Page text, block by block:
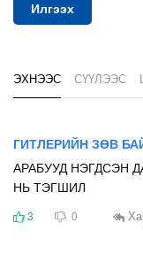
Илгээх
ЭХНЭЭС СҮҮЛЭЭС
ГИТЛЕРИЙН ЗӨВ
АРАБУУД НЭГДСЭН
НЬ ТЭГШИЛ
3 0